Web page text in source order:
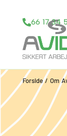
indholdet
66 17 34
Forside/ Om